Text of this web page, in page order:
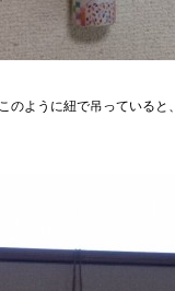
このように紐で吊っていると、